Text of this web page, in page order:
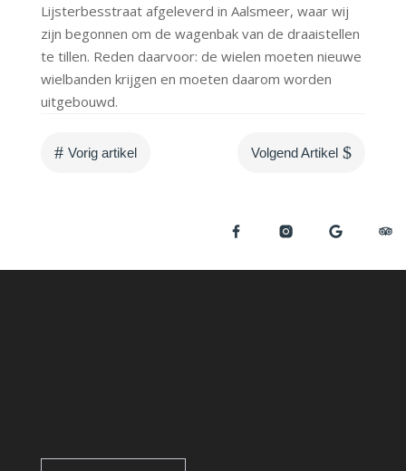
Lijsterbesstraat afgeleverd in Aalsmeer, waar wij
zijn begonnen om de wagenbak van de draaistellen
te tillen. Reden daarvoor: de wielen moeten nieuwe
wielbanden krijgen en moeten daarom worden
uitgebouwd.
# Vorig artikel Volgend Artikel $